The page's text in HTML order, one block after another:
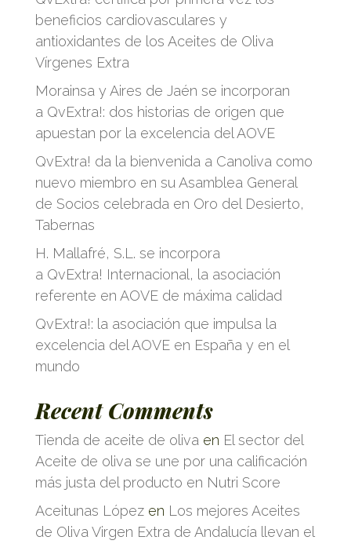
beneficios cardiovasculares y
antioxidantes de los Aceites de Oliva
Vírgenes Extra
Morainsa y Aires de Jaén se incorporan
a QvExtra!: dos historias de origen que
apuestan por la excelencia del AOVE
QvExtra! da la bienvenida a Canoliva como
nuevo miembro en su Asamblea General
de Socios celebrada en Oro del Desierto,
Tabernas
H. Mallafré, S.L. se incorpora
a QvExtra! Internacional, la asociación
referente en AOVE de máxima calidad
QvExtra!: la asociación que impulsa la
excelencia del AOVE en España y en el
mundo
Recent Comments
Tienda de aceite de olivaen El sector del
Aceite de oliva se une por una calificación
más justa del producto en Nutri Score
Aceitunas Lópezen Los mejores Aceites
de Oliva Virgen Extra de Andalucía llevan el